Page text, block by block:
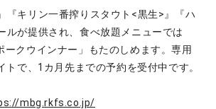
『キリン一番搾りスタウト<黒生>』『ハ
ルが提供され、食べ放題メニューでは
ークウインナー」もたのしめます。専用
トで、1カ月先までの予約を受付中です。
mbg.rkfs.co.jp/